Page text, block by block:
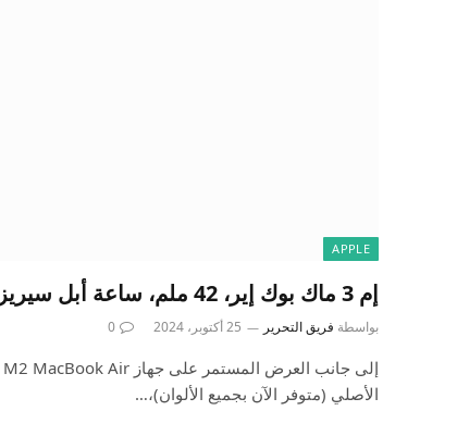
APPLE
إم 3 ماك بوك إير، 42 ملم، ساعة أبل سيريز 10، مور 9 تو 5 ماك
بواسطة فريق التحرير 25 أكتوبر، 2024 0
الأصلي (متوفر الآن بجميع الألوان)،…